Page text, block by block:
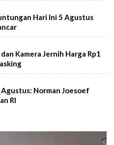
Hari Ini 5 Agustus
Kamera Jernih Harga Rp1
Norman Joesoef
RI